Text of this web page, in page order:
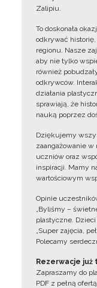
Zalipiu.
To doskonała
odkrywać
regionu. Nasze
aby nie tylko
również
odkrywców.
działania
sprawiają, że
nauką poprzez
Dziękujemy
zaangażowanie
uczniów oraz
inspiracji. Mamy
wartościowym
Opinie
„Byliśmy –
plastyczne.
„Super zajęcia,
Polecamy
Rezerwacje już
Zapraszamy do
PDF z pełną